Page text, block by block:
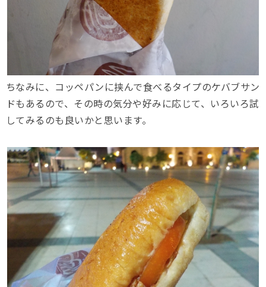
ちなみに、コッペパンに挟んで食べるタイプのケバブサン
ドもあるので、その時の気分や好みに応じて、いろいろ試
してみるのも良いかと思います。